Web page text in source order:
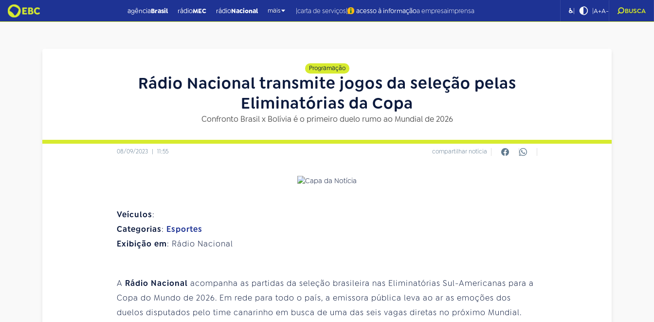
agênciaBrasil rádioMEC rádioNacional mais |carta de serviços| acesso à informaçãoa empresaimprensa ♿| |A+A- BUSCA
Programação
Rádio Nacional transmite jogos da seleção pelas
Eliminatórias da Copa
Confronto Brasil x Bolívia é o primeiro duelo rumo ao Mundial de 2026
08/09/2023 | 11:55 compartilhar notícia
Veículos:
Categorias: Esportes
Exibição em: Rádio Nacional
A Rádio Nacional acompanha as partidas da seleção brasileira nas Eliminatórias Sul-Americanas para a
Copa do Mundo de 2026. Em rede para todo o país, a emissora pública leva ao ar as emoções dos
duelos disputados pelo time canarinho em busca de uma das seis vagas diretas no próximo Mundial.